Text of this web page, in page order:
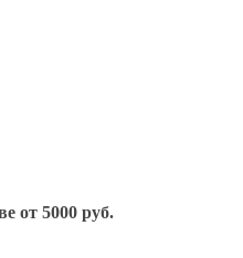
от 5000 руб.